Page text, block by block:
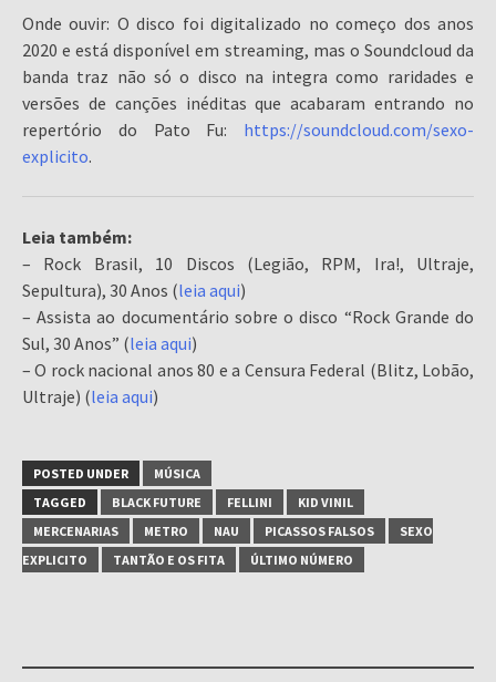
Onde ouvir: O disco foi digitalizado no começo dos anos
2020 e está disponível em streaming, mas o Soundcloud da
banda traz não só o disco na integra como raridades e
versões de canções inéditas que acabaram entrando no
repertório do Pato Fu: https://soundcloud.com/sexo-
explicito.
Leia também:
– Rock Brasil, 10 Discos (Legião, RPM, Ira!, Ultraje,
Sepultura), 30 Anos (leia aqui)
– Assista ao documentário sobre o disco “Rock Grande do
Sul, 30 Anos” (leia aqui)
– O rock nacional anos 80 e a Censura Federal (Blitz, Lobão,
Ultraje) (leia aqui)
POSTED UNDER
MÚSICA
TAGGED
BLACK FUTURE FELLINI
KID VINIL
MERCENARIAS
METRO NAU PICASSOS FALSOS
SEXO
EXPLICITO
TANTÃO E OS FITA ÚLTIMO NÚMERO